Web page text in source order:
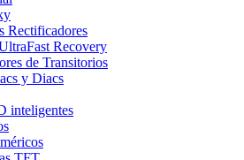
Rectificadores
Recovery
de Transitorios
y Diacs
inteligentes